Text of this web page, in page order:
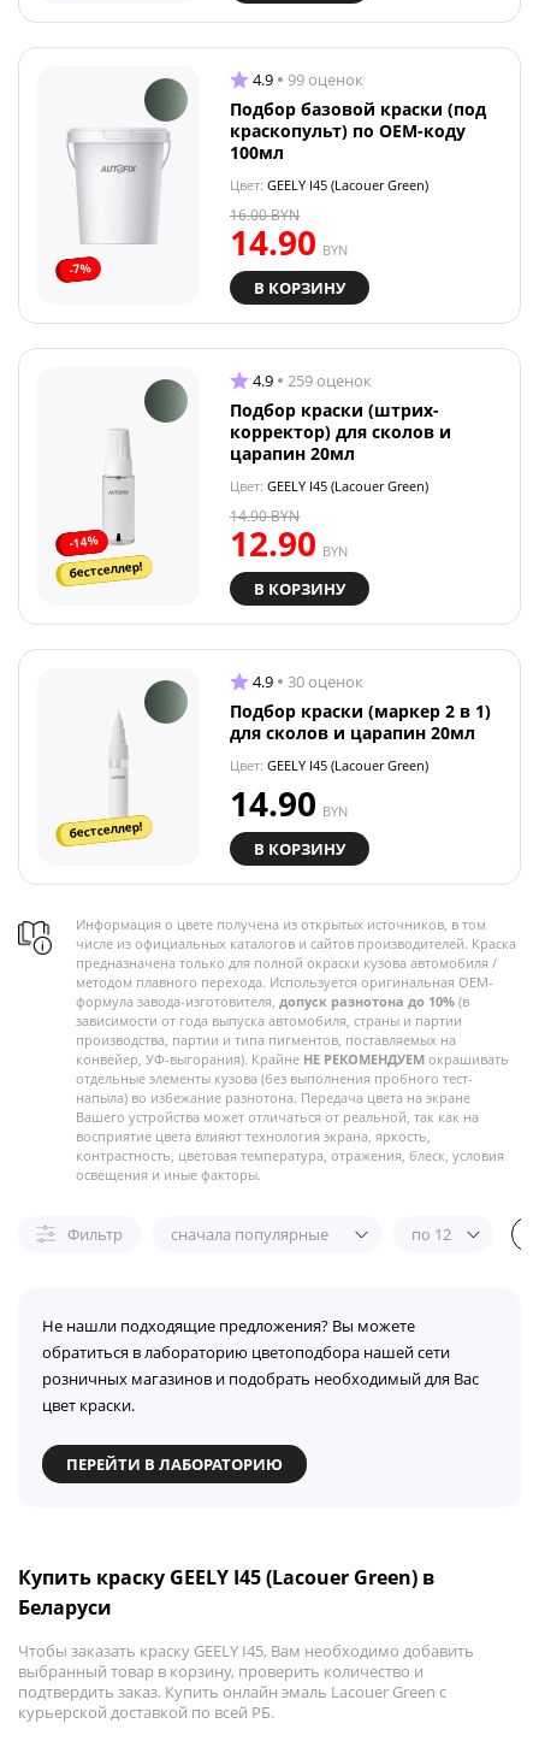
-7%
4.9 99 оценок
Подбор базовой краски (под
краскопульт) по OEM-коду
100мл
Цвет: GEELY I45 (Lacouer Green)
14.90 BYN
16.00BYN
В КОРЗИНУ
-14%
бестселлер!
4.9 259 оценок
Подбор краски (штрих-
корректор) для сколов и
царапин 20мл
Цвет: GEELY I45 (Lacouer Green)
12.90 BYN
14.90BYN
В КОРЗИНУ
бестселлер!
4.9 30 оценок
Подбор краски (маркер 2 в 1)
для сколов и царапин 20мл
Цвет: GEELY I45 (Lacouer Green)
14.90 BYN
В КОРЗИНУ
Информация о цвете получена из открытых источников, в том
числе из официальных каталогов и сайтов производителей. Краска
предназначена только для полной окраски кузова автомобиля /
методом плавного перехода. Используется оригинальная OEM-
формула завода-изготовителя, допуск разнотона до 10% (в
зависимости от года выпуска автомобиля, страны и партии
производства, партии и типа пигментов, поставляемых на
конвейер, УФ-выгорания). Крайне НЕ РЕКОМЕНДУЕМ окрашивать
отдельные элементы кузова (без выполнения пробного тест-
напыла) во избежание разнотона. Передача цвета на экране
Вашего устройства может отличаться от реальной, так как на
восприятие цвета влияют технология экрана, яркость,
контрастность, цветовая температура, отражения, блеск, условия
освещения и иные факторы.
Фильтр сначала популярные по 12
Не нашли подходящие предложения? Вы можете
обратиться в лабораторию цветоподбора нашей сети
розничных магазинов и подобрать необходимый для Вас
цвет краски.
ПЕРЕЙТИ В ЛАБОРАТОРИЮ
Купить краску GEELY I45 (Lacouer Green) в
Беларуси
Чтобы заказать краску GEELY I45, Вам необходимо добавить
выбранный товар в корзину, проверить количество и
подтвердить заказ. Купить онлайн эмаль Lacouer Green с
курьерской доставкой по всей РБ.